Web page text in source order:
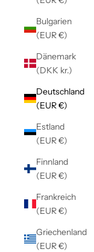
Bulgarien
(EUR €)
Dänemark
(DKK kr.)
Deutschland
(EUR €)
Estland
(EUR €)
Finnland
(EUR €)
Frankreich
(EUR €)
Griechenland
(EUR €)